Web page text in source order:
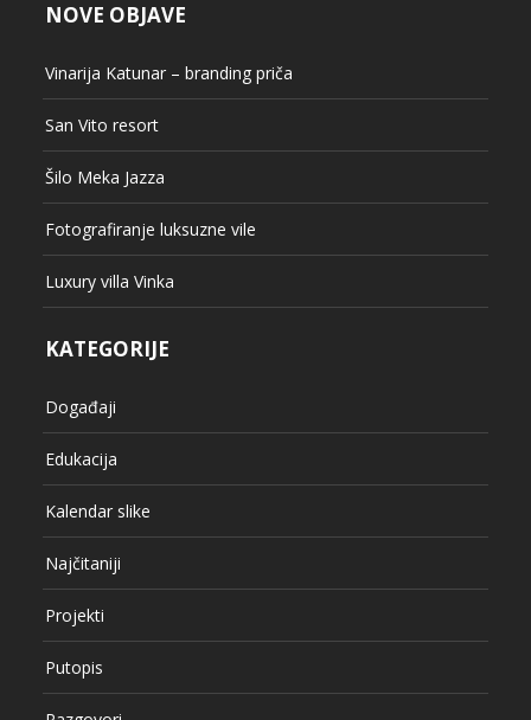
NOVE OBJAVE
Vinarija Katunar – branding priča
San Vito resort
Šilo Meka Jazza
Fotografiranje luksuzne vile
Luxury villa Vinka
KATEGORIJE
Događaji
Edukacija
Kalendar slike
Najčitaniji
Projekti
Putopis